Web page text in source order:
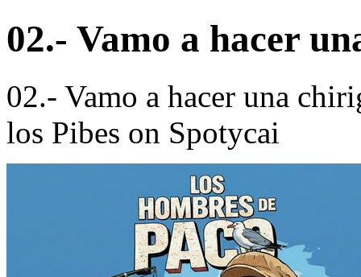
02.- Vamo a hacer
02.- Vamo a hacer una
los Pibes on Spotycai